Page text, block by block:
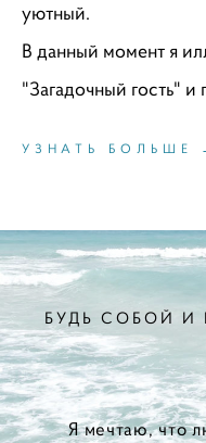
уютный.
В данный момент я
"Загадочный гость"
УЗНАТЬ БОЛЬШЕ
БУДЬ СОБОЙ И
Я мечтаю, что